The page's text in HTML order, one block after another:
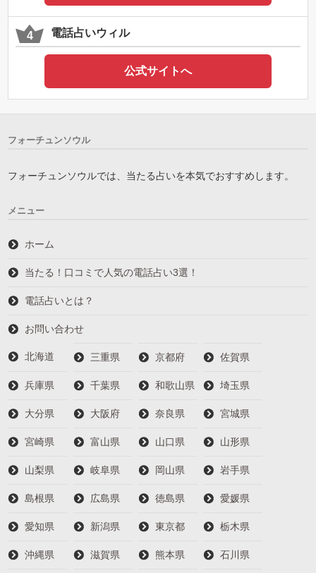
電話占いウィル
公式サイトへ
フォーチュンソウル
フォーチュンソウルでは、当たる占いを本気でおすすめします。
メニュー
ホーム
当たる！口コミで人気の電話占い3選！
電話占いとは？
お問い合わせ
北海道 三重県 京都府 佐賀県
兵庫県 千葉県 和歌山県 埼玉県
大分県 大阪府 奈良県 宮城県
宮崎県 富山県 山口県 山形県
山梨県 岐阜県 岡山県 岩手県
島根県 広島県 徳島県 愛媛県
愛知県 新潟県 東京都 栃木県
沖縄県 滋賀県 熊本県 石川県